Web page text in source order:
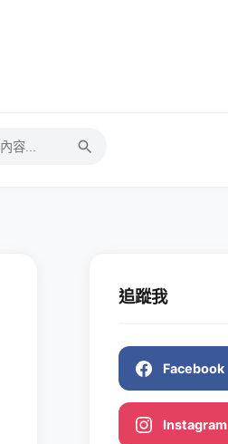
追蹤我
Facebook
Instagram